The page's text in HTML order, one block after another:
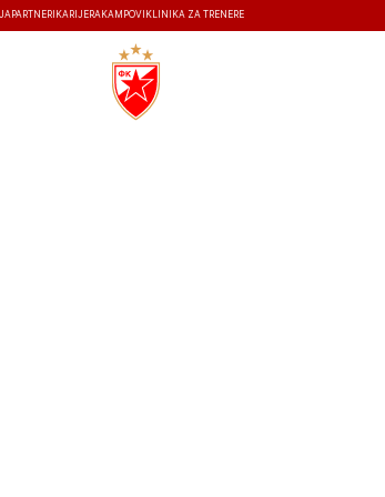
PARTNERI KARIJERA KAMPOVI KLINIKA ZA TRENERE